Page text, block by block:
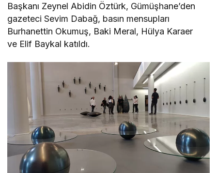
Başkanı Zeynel Abidin Öztürk, Gümüşhane’den
gazeteci Sevim Dabağ, basın mensupları
Burhanettin Okumuş, Baki Meral, Hülya Karaer
ve Elif Baykal katıldı.